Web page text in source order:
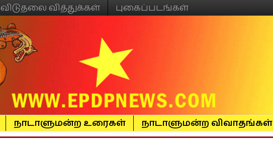
விடுதலை வித்துக்கள் புகைப்படங்கள்
நாடாளுமன்ற உரைகள் நாடாளுமன்ற விவாதங்கள்